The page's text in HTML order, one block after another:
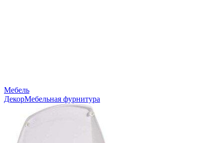
Мебель
ДекорМебельная фурнитура